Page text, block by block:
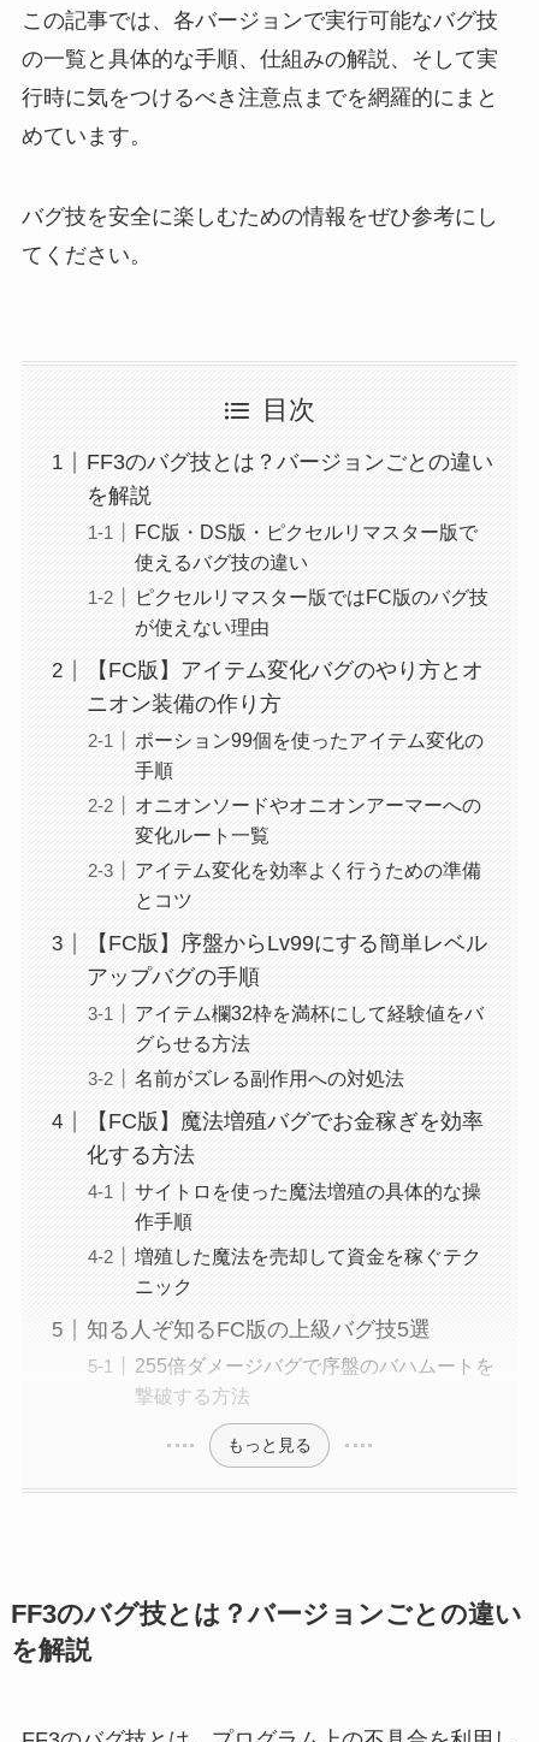
この記事では、各バージョンで実行可能なバグ技
の一覧と具体的な手順、仕組みの解説、そして実
行時に気をつけるべき注意点までを網羅的にまと
めています。
バグ技を安全に楽しむための情報をぜひ参考にし
てください。
目次
FF3のバグ技とは？バージョンごとの違い
を解説
FC版・DS版・ピクセルリマスター版で
使えるバグ技の違い
ピクセルリマスター版ではFC版のバグ技
が使えない理由
【FC版】アイテム変化バグのやり方とオ
ニオン装備の作り方
ポーション99個を使ったアイテム変化の
手順
オニオンソードやオニオンアーマーへの
変化ルート一覧
アイテム変化を効率よく行うための準備
とコツ
【FC版】序盤からLv99にする簡単レベル
アップバグの手順
アイテム欄32枠を満杯にして経験値をバ
グらせる方法
名前がズレる副作用への対処法
【FC版】魔法増殖バグでお金稼ぎを効率
化する方法
サイトロを使った魔法増殖の具体的な操
作手順
増殖した魔法を売却して資金を稼ぐテク
ニック
知る人ぞ知るFC版の上級バグ技5選
255倍ダメージバグで序盤のバハムートを
撃破する方法
もっと見る
FF3のバグ技とは？バージョンごとの違い
を解説